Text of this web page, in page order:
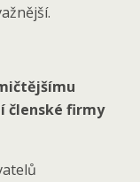
členské firmy